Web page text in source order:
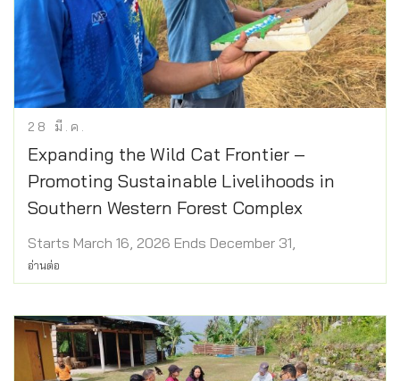
28 มี.ค.
Expanding the Wild Cat Frontier –
Promoting Sustainable Livelihoods in
Southern Western Forest Complex
Starts March 16, 2026 Ends December 31,
อ่านต่อ